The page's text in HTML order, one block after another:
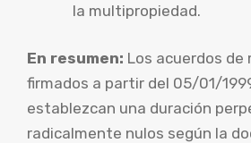
la multipropiedad.
En resumen: Los acuerdos
firmados a partir del 05/01/
establezcan una duración
radicalmente nulos según la